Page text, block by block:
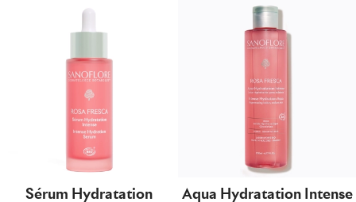
Sérum Hydratation
Aqua Hydratation Intense